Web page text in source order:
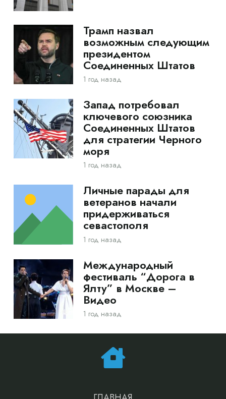
Трамп назвал
возможным следующим
президентом
Соединенных Штатов
1 год назад
Запад потребовал
ключевого союзника
Соединенных Штатов
для стратегии Черного
моря
1 год назад
Личные парады для
ветеранов начали
придерживаться
севастополя
1 год назад
Международный
фестиваль “Дорога в
Ялту” в Москве –
Видео
1 год назад